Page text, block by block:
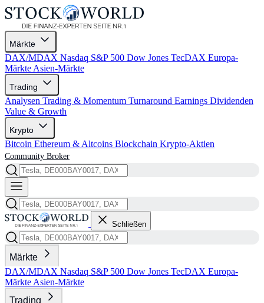
Märkte
DAX/MDAX Nasdaq S&P 500 Dow Jones TecDAX Europa-
Märkte Asien-Märkte
Trading
Analysen Trading & Momentum Turnaround Earnings Dividenden
Value & Growth
Krypto
Bitcoin Ethereum & Altcoins Blockchain Krypto-Aktien
Community Broker
Schließen
Märkte
DAX/MDAX Nasdaq S&P 500 Dow Jones TecDAX Europa-
Märkte Asien-Märkte
Trading